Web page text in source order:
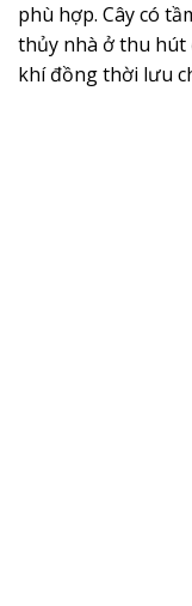
phù hợp. Cây có
thủy nhà ở thu hút
khí đồng thời lưu